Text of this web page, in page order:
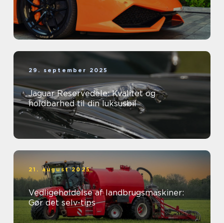
29. september 2025
Jaguar Reservedele: Kvalitet og
holdbarhed til din luksusbil
21. august 2025
Vedligeholdelse af landbrugsmaskiner:
Gør det selv-tips